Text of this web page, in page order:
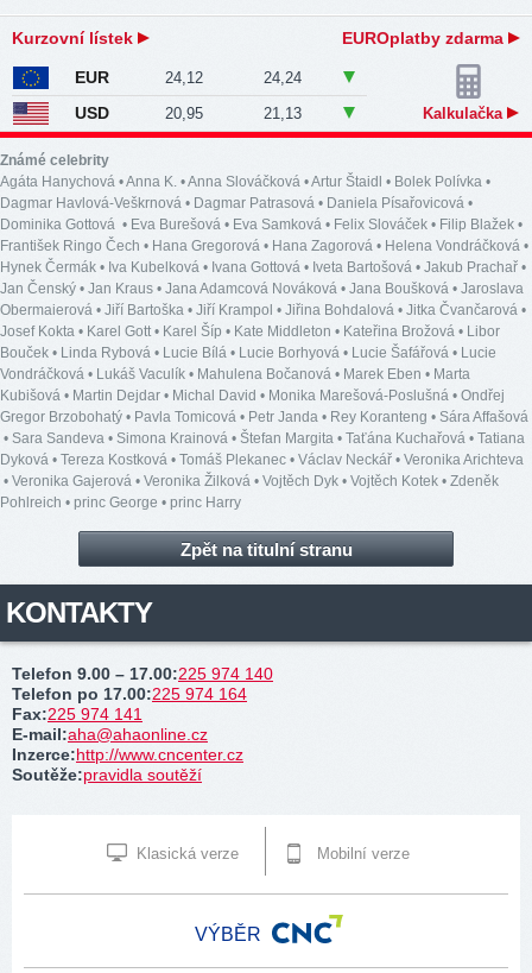
Kurzovní lístek EUROplatby zdarma
EUR 24,12 24,24
USD 20,95 21,13 Kalkulačka
Známé celebrity
Agáta Hanychová •Anna K. •Anna Slováčková •Artur Štaidl • Bolek Polívka •
Dagmar Havlová-Veškrnová • Dagmar Patrasová • Daniela Písařovicová •
Dominika Gottová • Eva Burešová • Eva Samková • Felix Slováček • Filip Blažek •
František Ringo Čech • Hana Gregorová • Hana Zagorová • Helena Vondráčková •
Hynek Čermák • Iva Kubelková • Ivana Gottová • Iveta Bartošová • Jakub Prachař •
Jan Čenský • Jan Kraus • Jana Adamcová Nováková • Jana Boušková • Jaroslava
Obermaierová • Jiří Bartoška • Jiří Krampol • Jiřina Bohdalová • Jitka Čvančarová •
Josef Kokta • Karel Gott• Karel Šíp • Kate Middleton • Kateřina Brožová • Libor
Bouček • Linda Rybová • Lucie Bílá • Lucie Borhyová • Lucie Šafářová • Lucie
Vondráčková • Lukáš Vaculík • Mahulena Bočanová • Marek Eben • Marta
Kubišová • Martin Dejdar • Michal David • Monika Marešová-Poslušná • Ondřej
Gregor Brzobohatý • Pavla Tomicová • Petr Janda • Rey Koranteng • Sára Affašová
• Sara Sandeva • Simona Krainová • Štefan Margita • Taťána Kuchařová • Tatiana
Dyková • Tereza Kostková • Tomáš Plekanec • Václav Neckář • Veronika Arichteva
• Veronika Gajerová • Veronika Žilková • Vojtěch Dyk • Vojtěch Kotek • Zdeněk
Pohlreich • princ George • princ Harry
Zpět na titulní stranu
KONTAKTY
Telefon 9.00 – 17.00:225 974 140
Telefon po 17.00:225 974 164
Fax:225 974 141
E-mail:aha@ahaonline.cz
Inzerce:http://www.cncenter.cz
Soutěže:pravidla soutěží
Klasická verze Mobilní verze
VÝBĚR